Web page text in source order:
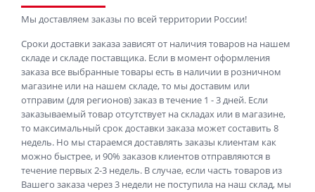
Мы доставляем заказы по всей территории России!
Сроки доставки заказа зависят от наличия товаров на нашем
складе и складе поставщика. Если в момент оформления
заказа все выбранные товары есть в наличии в розничном
магазине или на нашем складе, то мы доставим или
отправим (для регионов) заказ в течение 1 - 3 дней. Если
заказываемый товар отсутствует на складах или в магазине,
то максимальный срок доставки заказа может составить 8
недель. Но мы стараемся доставлять заказы клиентам как
можно быстрее, и 90% заказов клиентов отправляются в
течение первых 2-3 недель. В случае, если часть товаров из
Вашего заказа через 3 недели не поступила на наш склад, мы